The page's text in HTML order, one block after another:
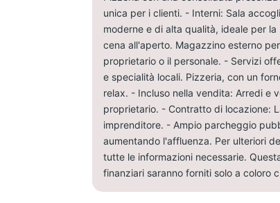
unica per i clienti. - Interni: Sala
moderne e di alta qualità, ideale per
cena all'aperto. Magazzino esterno
proprietario o il personale. - Servizi
e specialità locali. Pizzeria, con un
relax. - Incluso nella vendita: Arredi e
proprietario. - Contratto di locazione:
imprenditore. - Ampio parcheggio
aumentando l'affluenza. Per ulteriori
tutte le informazioni necessarie.
finanziari saranno forniti solo a coloro